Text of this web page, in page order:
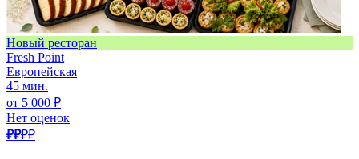
Новый ресторан
Fresh Point
Европейская
45 мин.
от 5 000 ₽
Нет оценок
₽₽₽₽